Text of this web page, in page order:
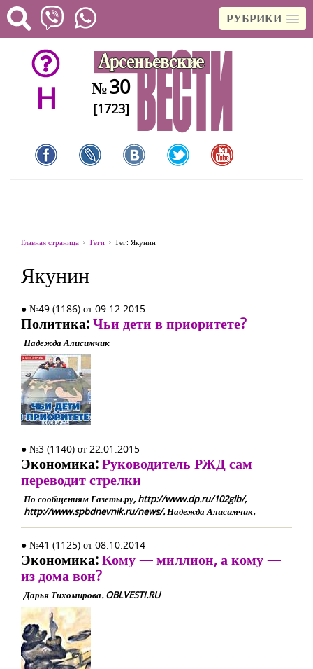
РУБРИКИ
H №30
[1723]
Главная страница Теги Тег: Якунин
Якунин
● №49 (1186) от 09.12.2015
Политика:Чьи дети в приоритете?
Надежда Алисимчик
● №3 (1140) от 22.01.2015
Экономика:Руководитель РЖД сам
переводит стрелки
По сообщениям Газеты.ру, http://www.dp.ru/102glb/,
http://www.spbdnevnik.ru/news/. Надежда Алисимчик.
● №41 (1125) от 08.10.2014
Экономика:Кому — миллион, а кому —
из дома вон?
Дарья Тихомирова. OBLVESTI.RU